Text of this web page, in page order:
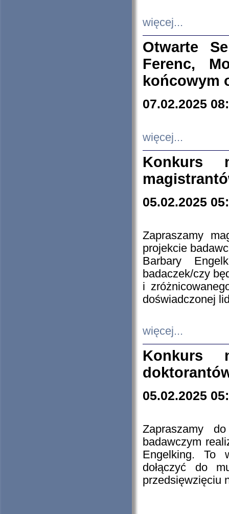
więcej...
Otwarte
Ferenc,
końcowym
07.02.2025
więcej...
Konkurs
05.02.2025
Zapraszamy
projekcie
Barbary
badaczek/czy
i
doświadczonej
więcej...
Konkurs
05.02.2025
Zapraszamy
badawczym
Engelking. To
dołączyć do
przedsięwzięciu